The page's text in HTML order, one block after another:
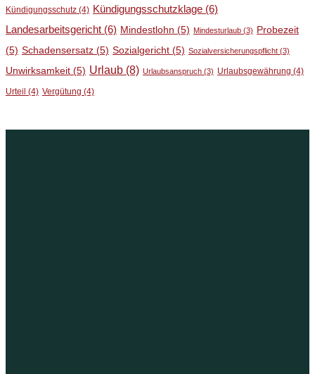
Kündigungsschutz (4) Kündigungsschutzklage (6)
Landesarbeitsgericht (6) Mindestlohn (5) Mindesturlaub (3)
Probezeit
(5) Schadensersatz (5) Sozialgericht (5) Sozialversicherungspflicht (3)
Unwirksamkeit (5) Urlaub (8) Urlaubsanspruch (3) Urlaubsgewährung (4)
Urteil (4) Vergütung (4)